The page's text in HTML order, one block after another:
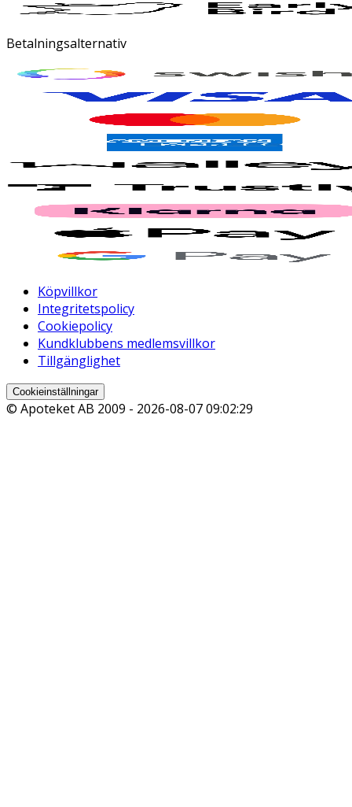
Betalningsalternativ
Köpvillkor
Integritetspolicy
Cookiepolicy
Kundklubbens medlemsvillkor
Tillgänglighet
Cookieinställningar
© Apoteket AB 2009 - 2026-08-07 09:02:29